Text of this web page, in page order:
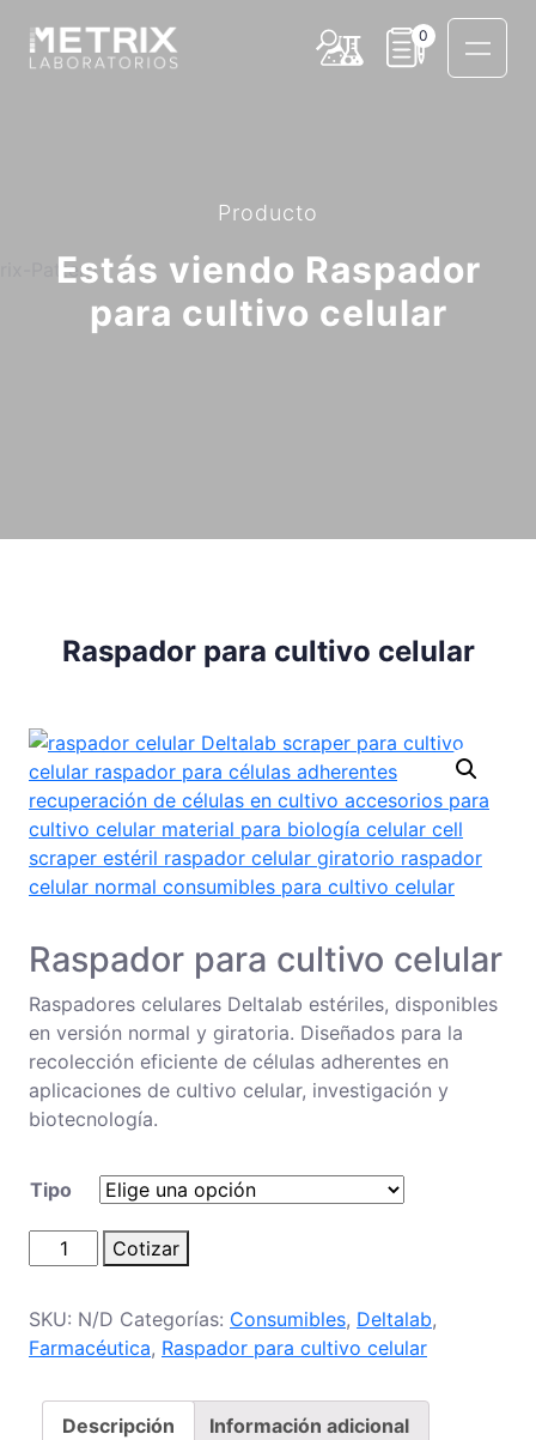
0
Producto
Estás viendo Raspador
para cultivo celular
Raspador para cultivo celular
Raspador para cultivo celular
Raspadores celulares Deltalab estériles, disponibles
en versión normal y giratoria. Diseñados para la
recolección eficiente de células adherentes en
aplicaciones de cultivo celular, investigación y
biotecnología.
Tipo
Raspador
para
celular
cantidad
Cotizar
SKU: N/D Categorías: Consumibles, Deltalab,
Farmacéutica, Raspador para cultivo celular
Descripción Información adicional